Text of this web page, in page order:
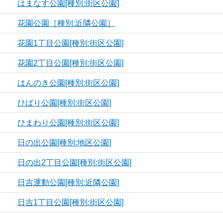
はまなす公園[種別:街区公園]
花園公園［種別:近隣公園］
花園1丁目公園[種別:街区公園]
花園2丁目公園[種別:街区公園]
はんのき公園[種別:街区公園]
ひばり公園[種別:街区公園]
ひまわり公園[種別:街区公園]
日の出公園[種別:地区公園]
日の出2丁目公園[種別:街区公園]
日吉運動公園[種別:近隣公園]
日吉1丁目公園[種別:街区公園]